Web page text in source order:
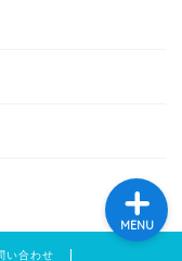
い合わせ
MENU